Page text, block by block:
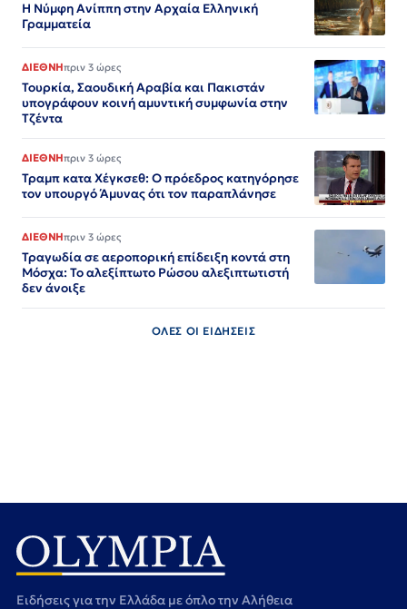
Η Νύμφη Ανίππη στην Αρχαία Ελληνική
Γραμματεία
ΔΙΕΘΝΗπριν 3 ώρες
Τουρκία, Σαουδική Αραβία και Πακιστάν
υπογράφουν κοινή αμυντική συμφωνία στην
Τζέντα
ΔΙΕΘΝΗπριν 3 ώρες
Τραμπ κατα Χέγκσεθ: Ο πρόεδρος κατηγόρησε
τον υπουργό Άμυνας ότι τον παραπλάνησε
ΔΙΕΘΝΗπριν 3 ώρες
Τραγωδία σε αεροπορική επίδειξη κοντά στη
Μόσχα: Το αλεξίπτωτο Ρώσου αλεξιπτωτιστή
δεν άνοιξε
ΟΛΕΣ ΟΙ ΕΙΔΗΣΕΙΣ
Ειδήσεις για την Ελλάδα με όπλο την Αλήθεια